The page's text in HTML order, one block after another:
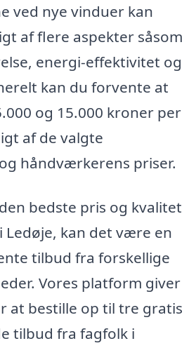
ved nye vinduer kan
af flere aspekter såsom
energi-effektivitet og
kan du forvente at
og 15.000 kroner per
af de valgte
håndværkerens priser.
bedste pris og kvalitet
Ledøje, kan det være en
tilbud fra forskellige
Vores platform giver
at bestille op til tre gratis
tilbud fra fagfolk i